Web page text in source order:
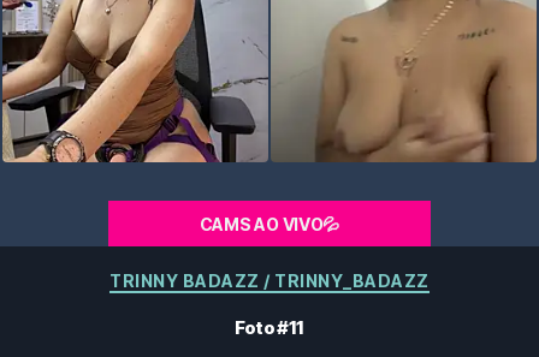
CAMS AO VIVO💦
Categorias
TRINNY BADAZZ / TRINNY_BADAZZ
Foto #11